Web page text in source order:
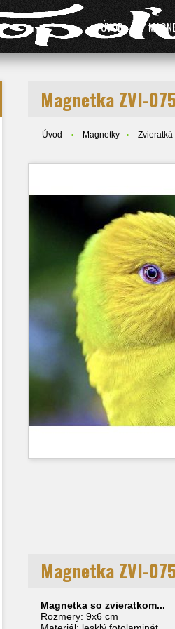
ÚVOD
Magnetka ZVI-
Úvod Magnetky Zvieratká
Magnetka ZVI-
Magnetka so zvieratkom...
Rozmery: 9x6 cm